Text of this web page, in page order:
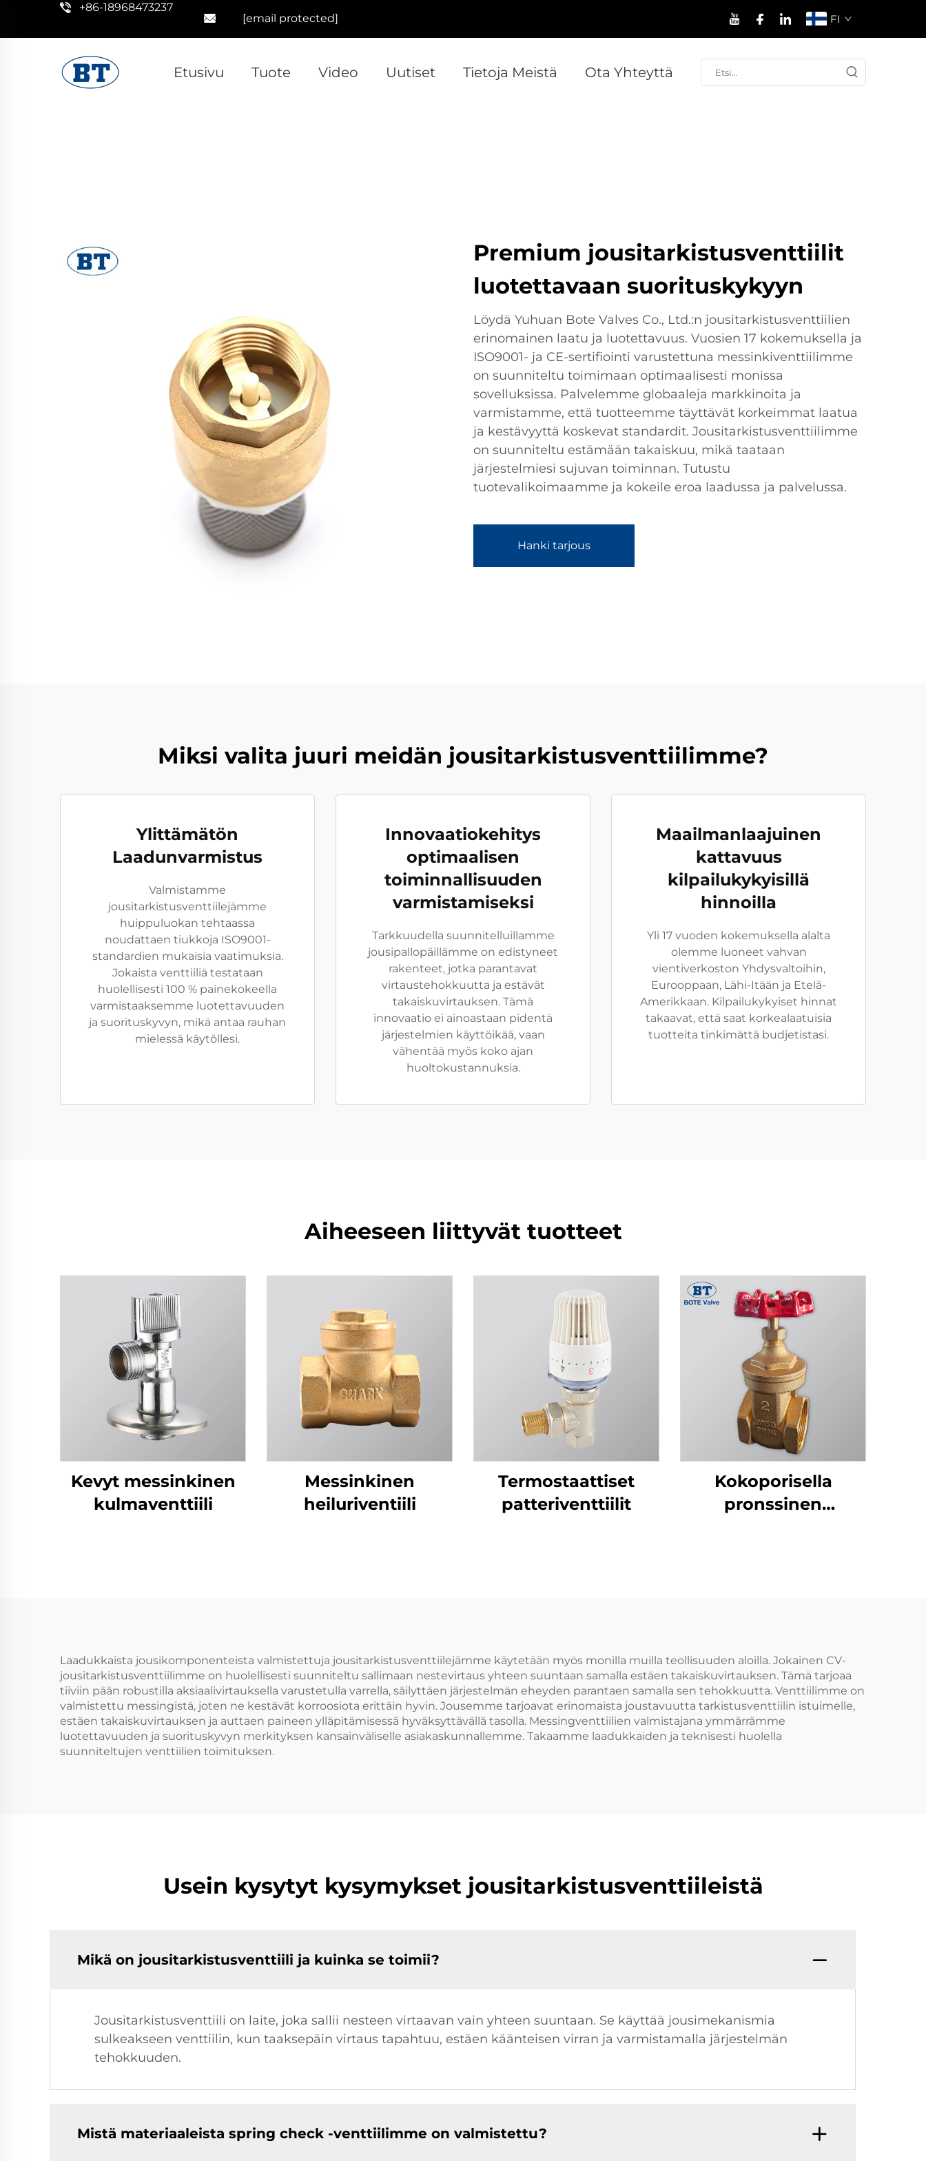
+86-18968473237
[email protected]
FI
Etusivu Tuote Video Uutiset Tietoja Meistä Ota Yhteyttä
Premium jousitarkistusventtiilit
luotettavaan suorituskykyyn
Löydä Yuhuan Bote Valves Co., Ltd.:n jousitarkistusventtiilien
erinomainen laatu ja luotettavuus. Vuosien 17 kokemuksella ja
ISO9001- ja CE-sertifiointi varustettuna messinkiventtiilimme
on suunniteltu toimimaan optimaalisesti monissa
sovelluksissa. Palvelemme globaaleja markkinoita ja
varmistamme, että tuotteemme täyttävät korkeimmat laatua
ja kestävyyttä koskevat standardit. Jousitarkistusventtiilimme
on suunniteltu estämään takaiskuu, mikä taataan
järjestelmiesi sujuvan toiminnan. Tutustu
tuotevalikoimaamme ja kokeile eroa laadussa ja palvelussa.
Hanki tarjous
Miksi valita juuri meidän jousitarkistusventtiilimme?
Ylittämätön
Laadunvarmistus
Valmistamme
jousitarkistusventtiilejämme
huippuluokan tehtaassa
noudattaen tiukkoja ISO9001-
standardien mukaisia vaatimuksia.
Jokaista venttiiliä testataan
huolellisesti 100 % painekokeella
varmistaaksemme luotettavuuden
ja suorituskyvyn, mikä antaa rauhan
mielessä käytöllesi.
Innovaatiokehitys
optimaalisen
toiminnallisuuden
varmistamiseksi
Tarkkuudella suunnitelluillamme
jousipallopäillämme on edistyneet
rakenteet, jotka parantavat
virtaustehokkuutta ja estävät
takaiskuvirtauksen. Tämä
innovaatio ei ainoastaan pidentä
järjestelmien käyttöikää, vaan
vähentää myös koko ajan
huoltokustannuksia.
Maailmanlaajuinen
kattavuus
kilpailukykyisillä
hinnoilla
Yli 17 vuoden kokemuksella alalta
olemme luoneet vahvan
vientiverkoston Yhdysvaltoihin,
Eurooppaan, Lähi-Itään ja Etelä-
Amerikkaan. Kilpailukykyiset hinnat
takaavat, että saat korkealaatuisia
tuotteita tinkimättä budjetistasi.
Aiheeseen liittyvät tuotteet
Kevyt messinkinen
kulmaventtiili
Messinkinen
heiluriventiili
Termostaattiset
patteriventtiilit
Kokoporisella
pronssinen
Laadukkaista jousikomponenteista valmistettuja jousitarkistusventtiilejämme käytetään myös monilla muilla teollisuuden aloilla. Jokainen CV-
jousitarkistusventtiilimme on huolellisesti suunniteltu sallimaan nestevirtaus yhteen suuntaan samalla estäen takaiskuvirtauksen. Tämä tarjoaa
tiiviin pään robustilla aksiaalivirtauksella varustetulla varrella, säilyttäen järjestelmän eheyden parantaen samalla sen tehokkuutta. Venttiilimme on
valmistettu messingistä, joten ne kestävät korroosiota erittäin hyvin. Jousemme tarjoavat erinomaista joustavuutta tarkistusventtiilin istuimelle,
estäen takaiskuvirtauksen ja auttaen paineen ylläpitämisessä hyväksyttävällä tasolla. Messingventtiilien valmistajana ymmärrämme
luotettavuuden ja suorituskyvyn merkityksen kansainväliselle asiakaskunnallemme. Takaamme laadukkaiden ja teknisesti huolella
suunniteltujen venttiilien toimituksen.
Usein kysytyt kysymykset jousitarkistusventtiileistä
Mikä on jousitarkistusventtiili ja kuinka se toimii?
Jousitarkistusventtiili on laite, joka sallii nesteen virtaavan vain yhteen suuntaan. Se käyttää jousimekanismia
sulkeakseen venttiilin, kun taaksepäin virtaus tapahtuu, estäen käänteisen virran ja varmistamalla järjestelmän
tehokkuuden.
Mistä materiaaleista spring check -venttiilimme on valmistettu?